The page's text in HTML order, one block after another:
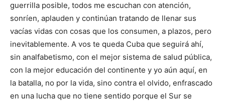
guerrilla posible, todos me escuchan con atención,
sonríen, aplauden y continúan tratando de llenar sus
vacías vidas con cosas que los consumen, a plazos, pero
inevitablemente. A vos te queda Cuba que seguirá ahí,
sin analfabetismo, con el mejor sistema de salud pública,
con la mejor educación del continente y yo aún aquí, en
la batalla, no por la vida, sino contra el olvido, enfrascado
en una lucha que no tiene sentido porque el Sur se